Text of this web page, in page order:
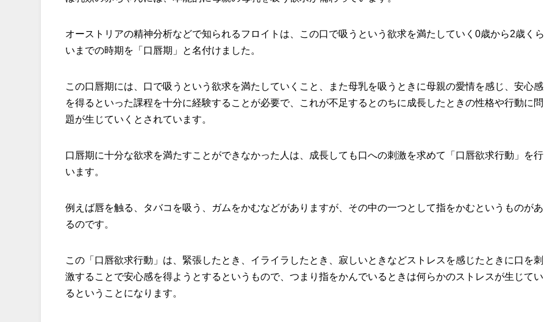
オーストリアの精神分析などで知られるフロイトは、この口で吸うという欲求を満たしていく0歳から2歳くら
いまでの時期を「口唇期」と名付けました。
この口唇期には、口で吸うという欲求を満たしていくこと、また母乳を吸うときに母親の愛情を感じ、安心感
を得るといった課程を十分に経験することが必要で、これが不足するとのちに成長したときの性格や行動に問
題が生じていくとされています。
口唇期に十分な欲求を満たすことができなかった人は、成長しても口への刺激を求めて「口唇欲求行動」を行
います。
例えば唇を触る、タバコを吸う、ガムをかむなどがありますが、その中の一つとして指をかむというものがあ
るのです。
この「口唇欲求行動」は、緊張したとき、イライラしたとき、寂しいときなどストレスを感じたときに口を刺
激することで安心感を得ようとするというもので、つまり指をかんでいるときは何らかのストレスが生じてい
るということになります。